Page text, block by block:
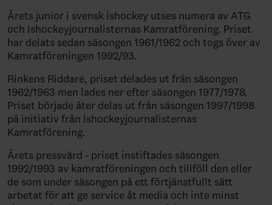
Årets junior i svensk ishockey utses numera av ATG
och Ishockeyjournalisternas Kamratförening. Priset
har delats sedan säsongen 1961/1962 och togs över av
Kamratföreningen 1992/93.
Rinkens Riddare, priset delades ut från säsongen
1962/1963 men lades ner efter säsongen 1977/1978.
Priset började åter delas ut från säsongen 1997/1998
på initiativ från Ishockeyjournalisternas
Kamratförening.
Årets pressvärd - priset instiftades säsongen
1992/1993 av kamratföreningen och tillföll den eller
de som under säsongen på ett förtjänstfullt sätt
arbetat för att ge service åt media och inte minst